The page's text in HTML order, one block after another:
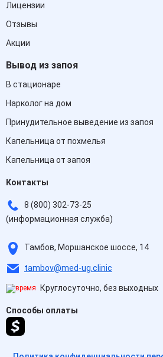
Лицензии
Отзывы
Акции
Вывод из запоя
В стационаре
Нарколог на дом
Принудительное выведение из запоя
Капельница от похмелья
Капельница от запоя
Контакты
8 (800) 302-73-25
(информационная служба)
Тамбов, Моршанское шоссе, 14
tambov@med-ug.clinic
Круглосуточно, без выходных
Способы оплаты